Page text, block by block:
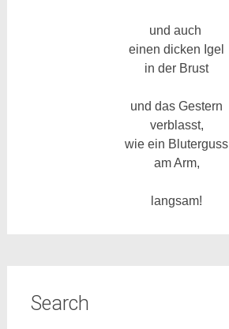
und auch
einen dicken Igel
in der Brust
und das Gestern
verblasst,
wie ein Bluterguss
am Arm,
langsam!
Search